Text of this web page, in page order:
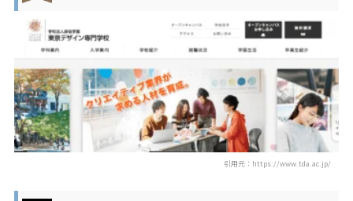
引用元：https://www.tda.ac.jp/